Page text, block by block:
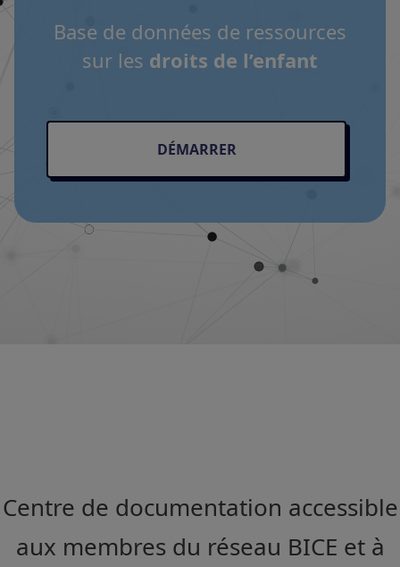
Base de données de ressources
sur les droits de l’enfant
DÉMARRER
Centre de documentation accessible
aux membres du réseau BICE et à